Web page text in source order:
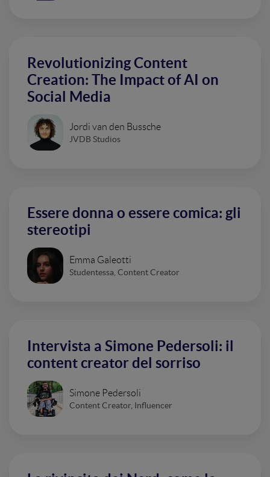
Revolutionizing Content
Creation: The Impact of AI on
Social Media
Jordi van den Bussche
JVDB Studios
Essere donna o essere comica: gli
stereotipi
Emma Galeotti
Studentessa, Content Creator
Intervista a Simone Pedersoli: il
content creator del sorriso
Simone Pedersoli
Content Creator, Influencer